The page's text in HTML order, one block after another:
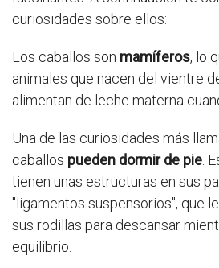
curiosidades sobre ellos:
Los caballos son mamíferos, lo
animales que nacen del vientre
alimentan de leche materna
Una de las curiosidades más
caballos pueden dormir de pie .
tienen unas estructuras en sus
"ligamentos suspensorios", que
sus rodillas para descansar
equilibrio.